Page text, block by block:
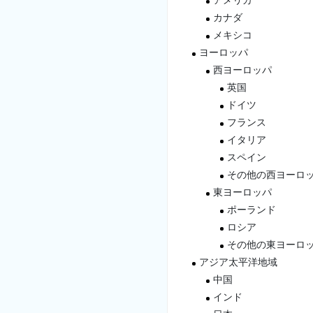
カナダ
メキシコ
ヨーロッパ
西ヨーロッパ
英国
ドイツ
フランス
イタリア
スペイン
その他の西ヨーロ
東ヨーロッパ
ポーランド
ロシア
その他の東ヨーロ
アジア太平洋地域
中国
インド